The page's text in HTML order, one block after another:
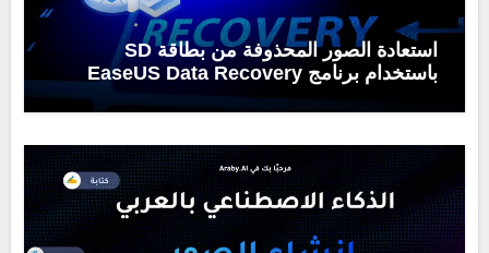
استعادة الصور المحذوفة من بطاقة SD
باستخدام برنامج EaseUS Data Recovery